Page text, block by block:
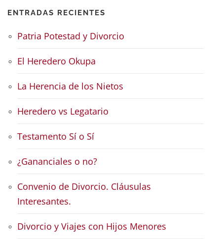
ENTRADAS RECIENTES
Patria Potestad y Divorcio
El Heredero Okupa
La Herencia de los Nietos
Heredero vs Legatario
Testamento Sí o Sí
¿Gananciales o no?
Convenio de Divorcio. Cláusulas
Interesantes.
Divorcio y Viajes con Hijos Menores